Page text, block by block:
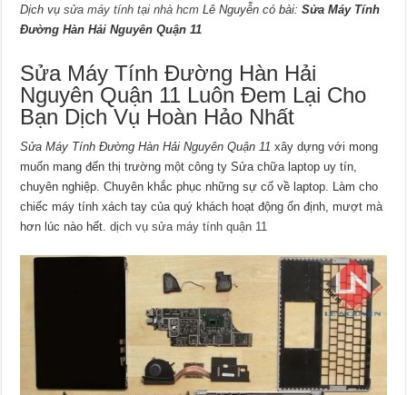
Dịch vụ sửa máy tính tại nhà hcm Lê Nguyễn có bài:Sửa Máy Tính
Đường Hàn Hải Nguyên Quận 11
Sửa Máy Tính Đường Hàn Hải
Nguyên Quận 11 Luôn Đem Lại Cho
Bạn Dịch Vụ Hoàn Hảo Nhất
Sửa Máy Tính Đường Hàn Hải Nguyên Quận 11xây dựng với mong
muốn mang đến thị trường một công ty Sửa chữa laptop uy tín,
chuyên nghiệp. Chuyên khắc phục những sự cố về laptop. Làm cho
chiếc máy tính xách tay của quý khách hoạt động ổn định, mượt mà
hơn lúc nào hết.dịch vụ sửa máy tính quận 11